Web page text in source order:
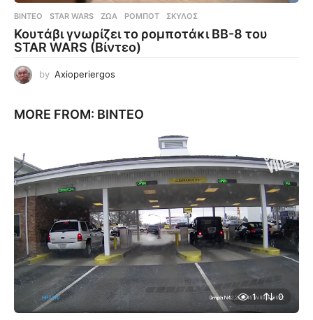
ΒΊΝΤΕΟ STAR WARS ,ΖΏΑ ,ΡΟΜΠΌΤ ,ΣΚΎΛΟΣ
Κουτάβι γνωρίζει το ρομποτάκι BB-8 του
STAR WARS (Βίντεο)
by Axioperiergos
MORE FROM: ΒΊΝΤΕΟ
1 0